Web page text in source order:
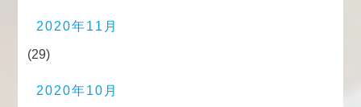
2020年11月
(29)
2020年10月